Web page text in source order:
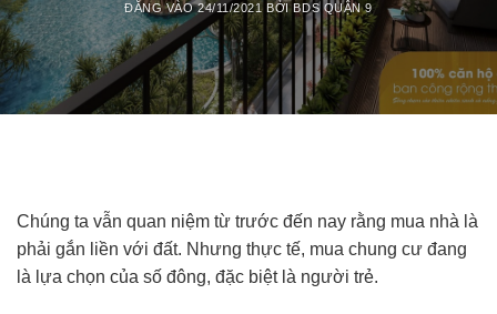
ĐĂNG VÀO24/11/2021 BỞI BDS QUẬN 9
Chúng ta vẫn quan niệm từ trước đến nay rằng mua nhà là
phải gắn liền với đất. Nhưng thực tế, mua chung cư đang
là lựa chọn của số đông, đặc biệt là người trẻ.